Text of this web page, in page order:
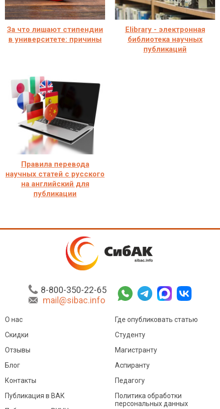
За что лишают стипендии
в университете: причины
Elibrary - электронная
библиотека научных
публикаций
Правила перевода
научных статей с русского
на английский для
публикации
8-800-350-22-65
mail@sibac.info
О нас
Скидки
Отзывы
Блог
Контакты
Где опубликовать статью
Студенту
Магистранту
Аспиранту
Педагогу
Публикация в ВАК
Политика обработки
персональных данных